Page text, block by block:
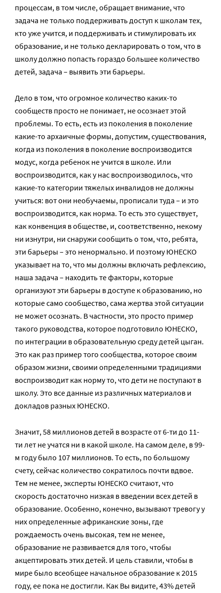
процессам, в том числе, обращает внимание, что
задача не только поддерживать доступ к школам тех,
кто уже учится, и поддерживать и стимулировать их
образование, и не только декларировать о том, что в
школу должно попасть гораздо большее количество
детей, задача – выявить эти барьеры.
Дело в том, что огромное количество каких-то
сообществ просто не понимает, не осознает этой
проблемы. То есть, есть из поколения в поколение
какие-то архаичные формы, допустим, существования,
когда из поколения в поколение воспроизводится
модус, когда ребенок не учится в школе. Или
воспроизводится, как у нас воспроизводилось, что
какие-то категории тяжелых инвалидов не должны
учиться: вот они необучаемы, прописали туда – и это
воспроизводится, как норма. То есть это существует,
как конвенция в обществе, и, соответственно, некому
ни изнутри, ни снаружи сообщить о том, что, ребята,
эти барьеры – это ненормально. И поэтому ЮНЕСКО
указывает на то, что мы должны включать рефлексию,
наша задача – находить те факторы, которые
организуют эти барьеры в доступе к образованию, но
которые само сообщество, сама жертва этой ситуации
не может осознать. В частности, это просто пример
такого руководства, которое подготовило ЮНЕСКО,
по интеграции в образовательную среду детей цыган.
Это как раз пример того сообщества, которое своим
образом жизни, своими определенными традициями
воспроизводит как норму то, что дети не поступают в
школу. Это все данные из различных материалов и
докладов разных ЮНЕСКО.
Значит, 58 миллионов детей в возрасте от 6-ти до 11-
ти лет не учатся ни в какой школе. На самом деле, в 99-
м году было 107 миллионов. То есть, по большому
счету, сейчас количество сократилось почти вдвое.
Тем не менее, эксперты ЮНЕСКО считают, что
скорость достаточно низкая в введении всех детей в
образование. Особенно, конечно, вызывают тревогу у
них определенные африканские зоны, где
рождаемость очень высокая, тем не менее,
образование не развивается для того, чтобы
акцептировать этих детей. И цель ставили, чтобы в
мире было всеобщее начальное образование к 2015
году, ее пока не достигли. Как Вы видите, 43% детей